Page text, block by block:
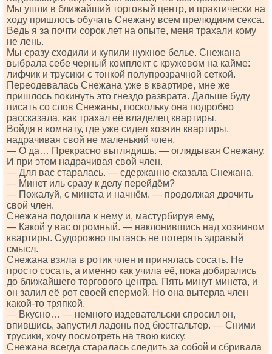
Мы ушли в ближайший торговый центр, и практически на
ходу пришлось обучать Снежану всем прелюдиям секса.
Ведь я за почти сорок лет на опыте, меня трахали кому
не лень.
Мы сразу сходили и купили нужное белье. Снежана
выбрала себе черный комплект с кружевом на кайме:
лифчик и трусики с тонкой полупрозрачной сеткой.
Переодевалась Снежана уже в квартире, мне же
пришлось покинуть это гнездо разврата. Дальше буду
писать со слов Снежаны, поскольку она подробно
рассказала, как трахал её владелец квартиры.
Войдя в комнату, где уже сидел хозяин квартиры,
надрачивая свой не маленький член,
— О да… Прекрасно выглядишь. — оглядывая Снежану.
И при этом надрачивая свой член.
— Для вас старалась. — сдержанно сказала Снежана.
— Минет иль сразу к делу перейдём?
— Пожалуй, с минета и начнём. — продолжая дрочить
свой член.
Снежана подошла к нему и, мастурбируя ему,
— Какой у вас огромный. — наклонившись над хозяином
квартиры. Судорожно пытаясь не потерять здравый
смысл.
Снежана взяла в ротик член и принялась сосать. Не
просто сосать, а именно как учила её, пока добирались
до ближайшего торгового центра. Пять минут минета, и
он залил её рот своей спермой. Но она вытерла член
какой-то тряпкой.
— Вкусно… — немного издевательски спросил он,
впившись, запустил ладонь под бюстгальтер. — Сними
трусики, хочу посмотреть на твою киску.
Снежана всегда старалась следить за собой и сбривала